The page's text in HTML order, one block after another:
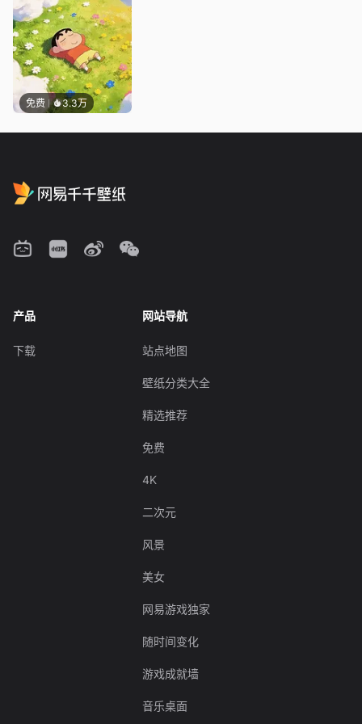
免费 3.3万
产品
下载
网站导航
站点地图
壁纸分类大全
精选推荐
免费
4K
二次元
风景
美女
网易游戏独家
随时间变化
游戏成就墙
音乐桌面